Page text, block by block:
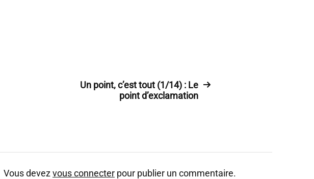
Un point, c’est tout (1/14) : Le
point d’exclamation
Vous devezvous connecter pour publier un commentaire.